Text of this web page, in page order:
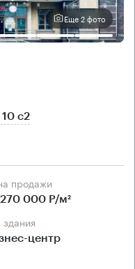
Еще 2 фото
с2
продажи
000 Р/м²
здания
центр